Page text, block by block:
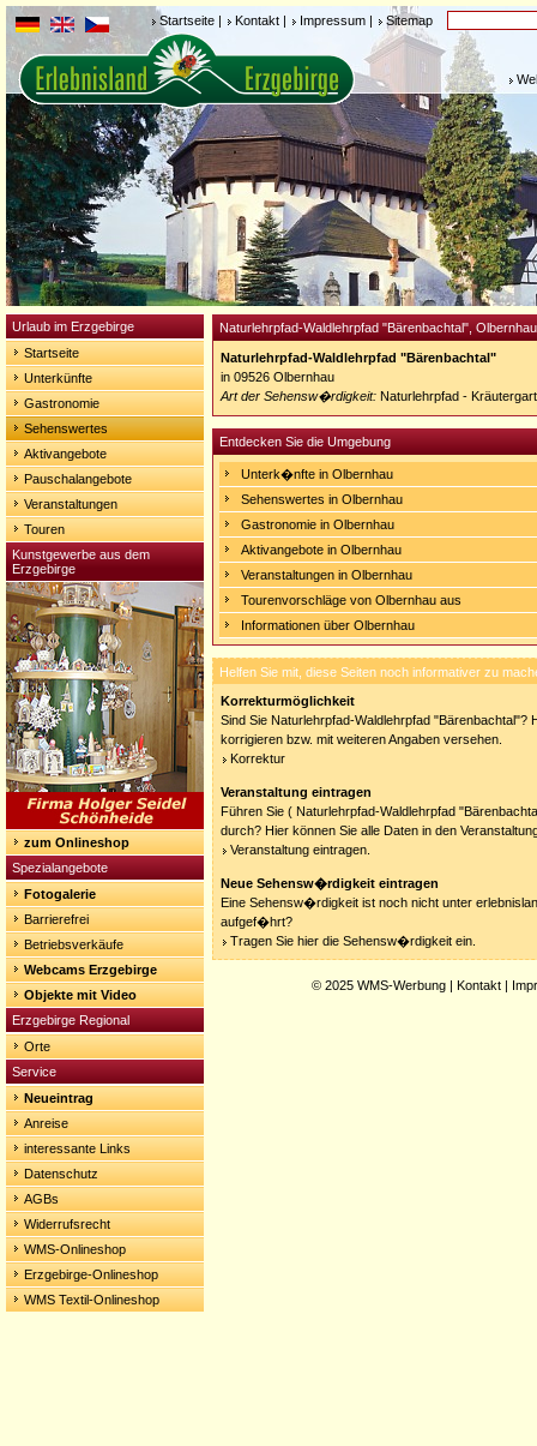
Startseite | Kontakt | Impressum | Sitemap
Urlaub im Erzgebirge
Startseite
Unterkünfte
Gastronomie
Sehenswertes
Aktivangebote
Pauschalangebote
Veranstaltungen
Touren
Kunstgewerbe aus dem
Erzgebirge
zum Onlineshop
Spezialangebote
Fotogalerie
Barrierefrei
Betriebsverkäufe
Webcams Erzgebirge
Objekte mit Video
Erzgebirge Regional
Orte
Service
Neueintrag
Anreise
interessante Links
Datenschutz
AGBs
Widerrufsrecht
WMS-Onlineshop
Erzgebirge-Onlineshop
WMS Textil-Onlineshop
Naturlehrpfad-Waldlehrpfad "Bärenbachtal", Olbernhau
Naturlehrpfad-Waldlehrpfad "Bärenbachtal"
in 09526 Olbernhau
Art der Sehensw�rdigkeit: Naturlehrpfad -
Entdecken Sie die Umgebung
Unterk�nfte in Olbernhau
Sehenswertes in Olbernhau
Gastronomie in Olbernhau
Aktivangebote in Olbernhau
Veranstaltungen in Olbernhau
Tourenvorschläge von Olbernhau aus
Informationen über Olbernhau
Helfen Sie mit, diese Seiten noch informativer zu
Korrekturmöglichkeit
Sind Sie Naturlehrpfad-Waldlehrpfad "Bärenbachtal"?
korrigieren bzw. mit weiteren Angaben versehen.
Korrektur
Veranstaltung eintragen
Führen Sie ( Naturlehrpfad-Waldlehrpfad
durch? Hier können Sie alle Daten in den
Veranstaltung eintragen.
Neue Sehensw�rdigkeit eintragen
Eine Sehensw�rdigkeit ist noch nicht unter
aufgef�hrt?
Tragen Sie hier die Sehensw�rdigkeit ein.
© 2025 WMS-Werbung | Kontakt |